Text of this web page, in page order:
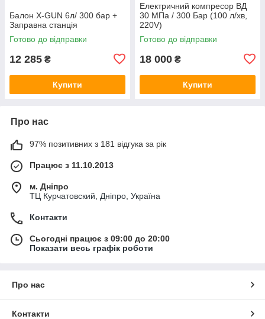
Балон X-GUN 6л/ 300 бар +
Заправна станція
Готово до відправки
12 285 ₴
Купити
Електричний компресор ВД
30 МПа / 300 Бар (100 л/хв,
220V)
Готово до відправки
18 000 ₴
Купити
Про нас
97% позитивних з 181 відгука за рік
Працює з 11.10.2013
м. Дніпро
ТЦ Курчатовский, Дніпро, Україна
Контакти
Сьогодні працює з 09:00 до 20:00
Показати весь графік роботи
Про нас
Контакти